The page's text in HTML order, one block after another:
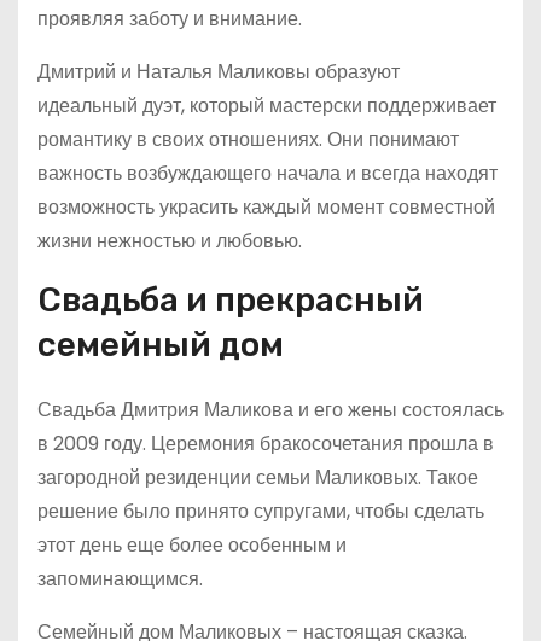
проявляя заботу и внимание.
Дмитрий и Наталья Маликовы образуют
идеальный дуэт, который мастерски поддерживает
романтику в своих отношениях. Они понимают
важность возбуждающего начала и всегда находят
возможность украсить каждый момент совместной
жизни нежностью и любовью.
Свадьба и прекрасный
семейный дом
Свадьба Дмитрия Маликова и его жены состоялась
в 2009 году. Церемония бракосочетания прошла в
загородной резиденции семьи Маликовых. Такое
решение было принято супругами, чтобы сделать
этот день еще более особенным и
запоминающимся.
Семейный дом Маликовых – настоящая сказка.